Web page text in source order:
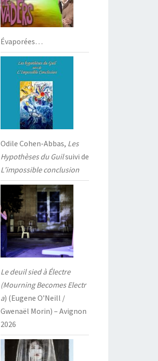
Évaporées…
Odile Cohen-Abbas, Les
Hypothèses du Guilsuivi de
L’impossible conclusion
Le deuil sied à Électre
(Mourning Becomes Electr
a) (Eugene O’Neill /
Gwenaël Morin) – Avignon
2026